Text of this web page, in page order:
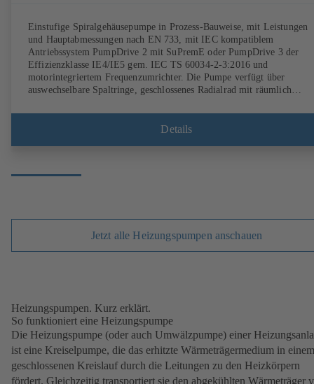
Einstufige Spiralgehäusepumpe in Prozess-Bauweise, mit Leistungen
und Hauptabmessungen nach EN 733, mit IEC kompatiblem
Antriebssystem PumpDrive 2 mit SuPremE oder PumpDrive 3 der
Effizienzklasse IE4/IE5 gem. IEC TS 60034-2-3:2016 und
motorintegriertem Frequenzumrichter. Die Pumpe verfügt über
auswechselbare Spaltringe, geschlossenes Radialrad mit räumlich
EN 12756, Welle im Bereich der Wellendichtung mit auswechselbarer
Wellenschutzhülse. Die Prozessbauweise ermöglicht eine Demontage
DIN V 42673 (07-2011). ATEX-Ausführung erhältlich. Den
Details
Jetzt alle Heizungspumpen anschauen
Heizungspumpen. Kurz erklärt.
So funktioniert eine Heizungspumpe
Die Heizungspumpe (oder auch Umwälzpumpe) einer
ist eine Kreiselpumpe, die das erhitzte Wärmeträgermedium in einem
geschlossenen Kreislauf durch die Leitungen zu den Heizkörpern
fördert. Gleichzeitig transportiert sie den abgekühlten Wärmeträger